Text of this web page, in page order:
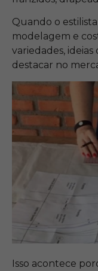
Quando o
modelagem e
variedades,
destacar no
Isso acontece